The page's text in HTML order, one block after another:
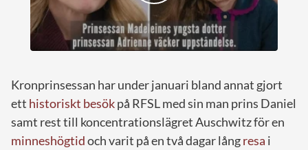
Kronprinsessan har under januari bland annat gjort
ett historiskt besökpå RFSL med sin man prins Daniel
samt rest till koncentrationslägret Auschwitz för en
minneshögtidoch varit på en två dagar långresa i